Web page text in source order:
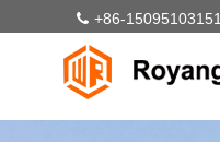
+86-15095103151